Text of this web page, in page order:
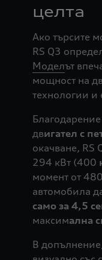
целта
Ако търсите
RS Q3
Моделът
мощност на
технологии и
двигател с
окачване, RS
294 кВт (400
момент от
автомобила
само за 4,5
максимална
В